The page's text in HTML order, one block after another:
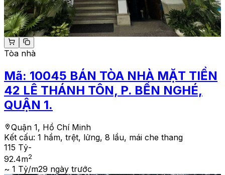
Tòa nhà
Mã: 10045 BÁN TÒA NHÀ MẶT TIỀN
42 LÊ THÁNH TÔN, P. BẾN NGHÉ,
QUẬN 1.
Quận 1, Hồ Chí Minh
Kết cấu: 1 hầm, trệt, lửng, 8 lầu, mái che thang
115 Tỷ-
92.4m2
~ 1 Tỷ/m29 ngày trước